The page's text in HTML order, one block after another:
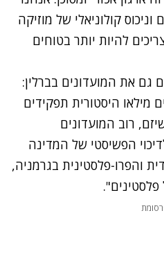
קולוניאלי של מוזיקה
להיות יותר בטוחים
גם את המועדונים בברלין:
מילאו היסטורית תפקידים
רוב המועדונים
הפשיסטי של המדינה
והפרו-פלסטינית בגרמניה,